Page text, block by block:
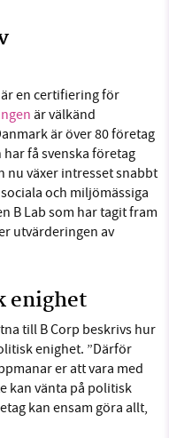
en certifiering för
är välkänd
är över 80 företag
få svenska företag
nu växer intresset snabbt
och miljömässiga
B Lab som har tagit fram
utvärderingen av
enighet
till B Corp beskrivs hur
enighet. ”Därför
er att vara med
kan vänta på politisk
kan ensam göra allt,